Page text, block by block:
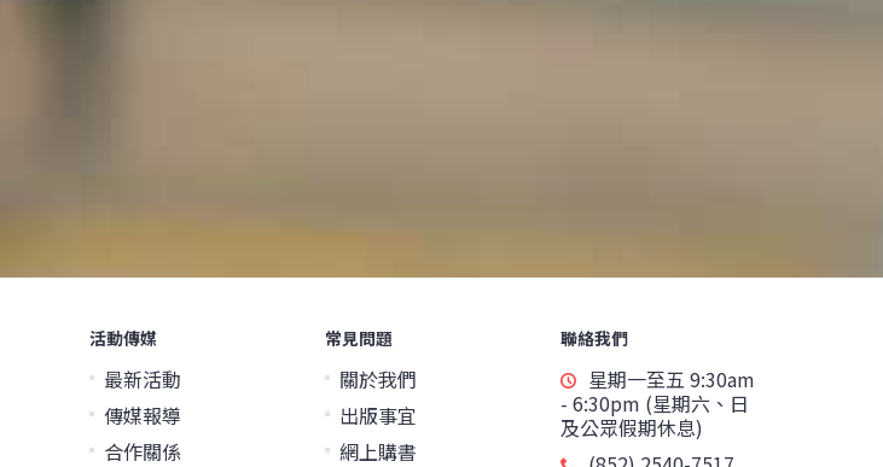
活動傳媒
最新活動
傳媒報導
合作關係
常見問題
關於我們
出版事宜
網上購書
聯絡我們
星期一至五 9:30am
- 6:30pm (星期六、日
及公眾假期休息)